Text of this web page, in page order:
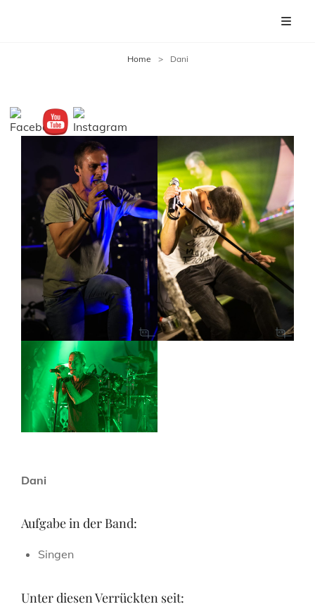
Home > Dani
Dani
Aufgabe in der Band:
Singen
Unter diesen Verrückten seit: